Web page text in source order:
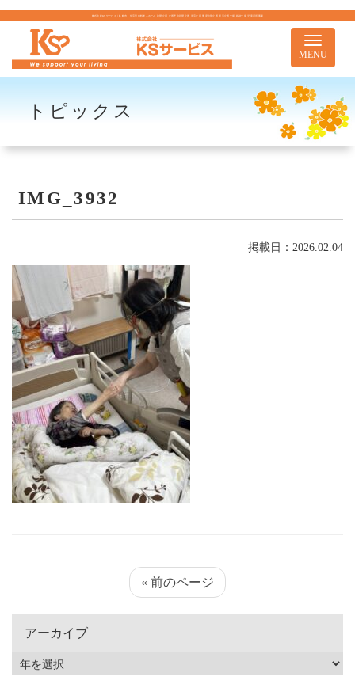
株式会社KSサービス｜札幌市｜住宅型有料老人ホーム 訪問介護 介護予防訪問介護 居宅介護 重度訪問介護 居宅介護支援 移動支援 児童通所事業
Toggle
MENU
トピックス
IMG_3932
掲載日：2026.02.04
« 前のページ
アーカイブ